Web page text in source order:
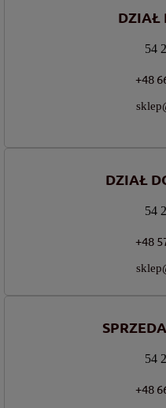
DZIAŁ
54
+48
DZIAŁ
54
+48
54
+48